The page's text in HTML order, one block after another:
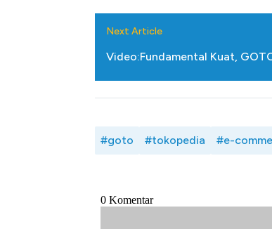
Next Article
Video:Fundamental Kuat,
#goto #tokopedia #e-